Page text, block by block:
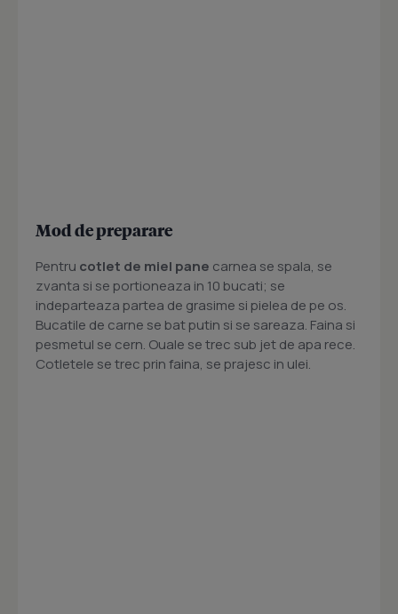
Mod de preparare
Pentru cotlet de miel pane carnea se spala, se
zvanta si se portioneaza in 10 bucati; se
indeparteaza partea de grasime si pielea de pe os.
Bucatile de carne se bat putin si se sareaza. Faina si
pesmetul se cern. Ouale se trec sub jet de apa rece.
Cotletele se trec prin faina, se prajesc in ulei.